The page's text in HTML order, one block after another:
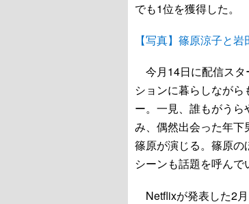
でも1位を獲得した。
【写真】篠原涼子と
今月14日に配信スタ
ションに暮らしなが
ー。一見、誰もがう
み、偶然出会った年
篠原が演じる。篠原の
シーンも話題を呼んで
Netflixが発表した2